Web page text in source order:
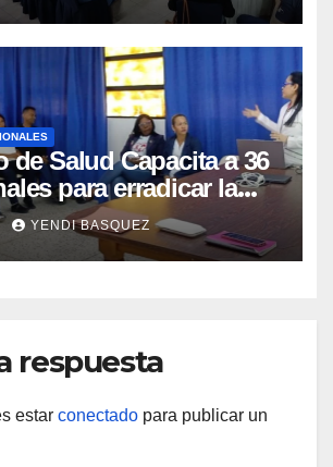
de Salud Capacita a 36
para erradicar la
en Yaracuy
YENDI BASQUEZ
respuesta
estar conectado para publicar un